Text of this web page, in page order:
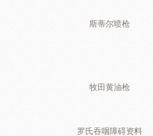
斯蒂尔喷枪
牧田黄油枪
罗氏吞咽障碍资料